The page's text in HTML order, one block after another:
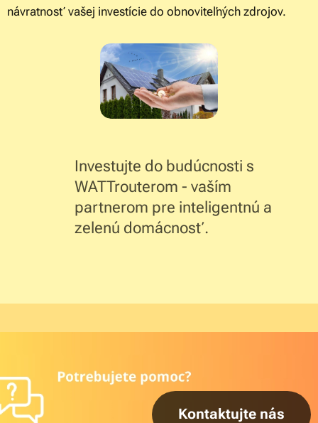
návratnosť vašej investície do obnoviteľných zdrojov.
Investujte do budúcnosti s
WATTrouterom - vaším
partnerom pre inteligentnú a
zelenú domácnosť.
Kontaktujte nás